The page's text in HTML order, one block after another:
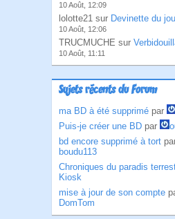
10 Août, 12:09
lolotte21 sur Devinette du
10 Août, 12:06
TRUCMUCHE sur
10 Août, 11:11
Sujets récents du Forum
ma BD à été supprimé par
Puis-je créer une BD par
bd encore supprimé à tort
boudu113
Chroniques du paradis
Kiosk
mise à jour de son compte
DomTom